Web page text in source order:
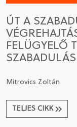
CSATLAKOZÁS A
TAGSÁGOMAT
ÚT A
FELÜGYELŐ
Mitrovics Zoltán
TELJES CIKK